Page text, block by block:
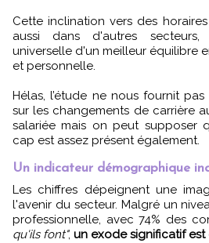
Cette inclination vers des
aussi dans d'autres
universelle d'un meilleur équilibre
et personnelle.
Hélas, l’étude ne nous fournit
sur les changements de carrière
salariée mais on peut supposer
cap est assez présent également.
Un indicateur démographique
Les chiffres dépeignent une image préoccupante pour
l'avenir du secteur. Malgré un
professionnelle, avec 74% des
qu'ils font", un exode significatif est